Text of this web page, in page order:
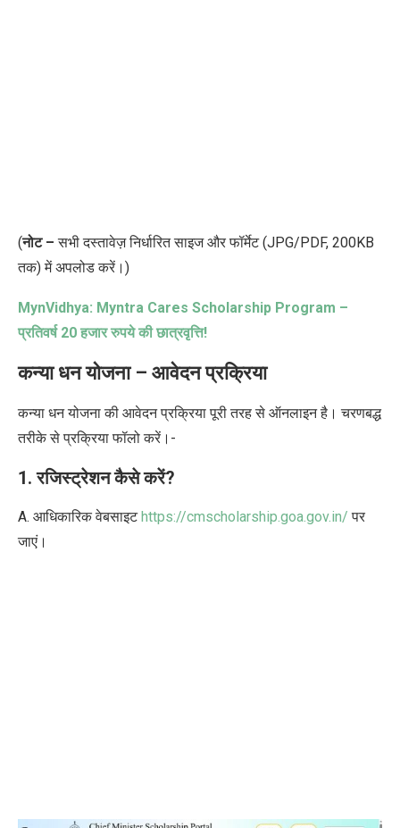
(नोट –सभी दस्तावेज़ निर्धारित साइज और फॉर्मेट (JPG/PDF, 200KB
तक) में अपलोड करें।)
MynVidhya: Myntra Cares Scholarship Program –
प्रतिवर्ष 20 हजार रुपये की छात्रवृत्ति!
कन्या धन योजना – आवेदन प्रक्रिया
कन्या धन योजनाकी आवेदन प्रक्रियापूरी तरहसे ऑनलाइन है। चरणबद्ध
तरीके से प्रक्रिया फॉलो करें।-
1. रजिस्ट्रेशन कैसे करें?
A. आधिकारिक वेबसाइट https://cmscholarship.goa.gov.in/ पर
जाएं।